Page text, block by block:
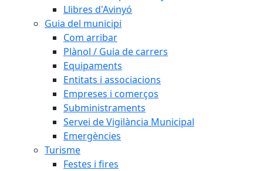
Llibres d'Avinyó
Guia del municipi
Com arribar
Plànol / Guia de carrers
Equipaments
Entitats i associacions
Empreses i comerços
Subministraments
Servei de Vigilància Municipal
Emergències
Turisme
Festes i fires